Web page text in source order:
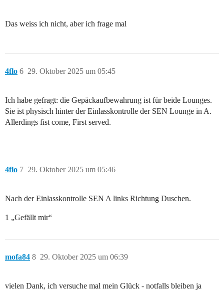
Das weiss ich nicht, aber ich frage mal
4flo 29. Oktober 2025 um 05:45
6
Ich habe gefragt: die Gepäckaufbewahrung ist für beide Lounges.
Sie ist physisch hinter der Einlasskontrolle der SEN Lounge in A.
Allerdings fist come, First served.
4flo 29. Oktober 2025 um 05:46
7
Nach der Einlasskontrolle SEN A links Richtung Duschen.
1 „Gefällt mir“
mofa84 29. Oktober 2025 um 06:39
8
vielen Dank, ich versuche mal mein Glück - notfalls bleiben ja